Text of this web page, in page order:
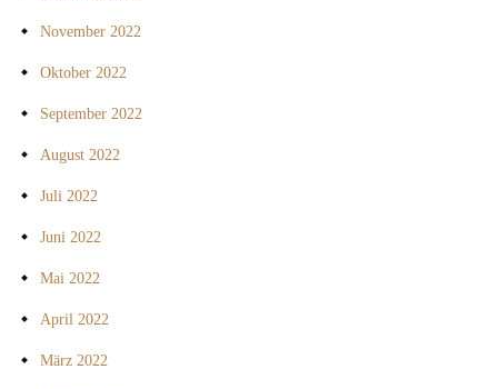
November 2022
Oktober 2022
September 2022
August 2022
Juli 2022
Juni 2022
Mai 2022
April 2022
März 2022